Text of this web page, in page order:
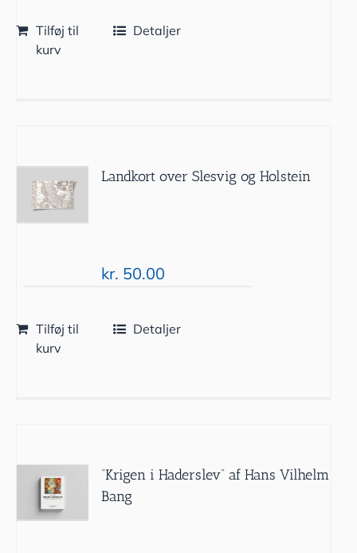
Tilføj til
kurv
Detaljer
Landkort over Slesvig og Holstein
kr. 50.00
Tilføj til
kurv
Detaljer
“Krigen i Haderslev” af Hans Vilhelm
Bang